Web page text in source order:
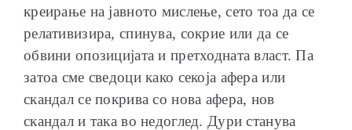
креирање на јавното мислење, сето тоа да се
релативизира, спинува, сокрие или да се
обвини опозицијата и претходната власт. Па
затоа сме сведоци како секоја афера или
скандал се покрива со нова афера, нов
скандал и така во недоглед. Дури станува